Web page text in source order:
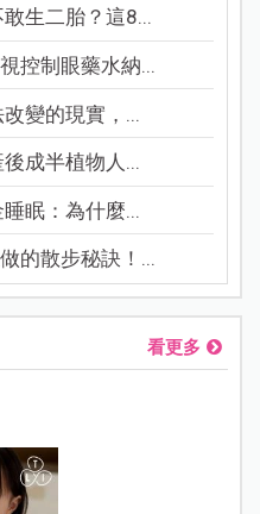
生二胎？這8...
控制眼藥水納...
變的現實，...
成半植物人...
眠：為什麼...
的散步秘訣！...
看更多